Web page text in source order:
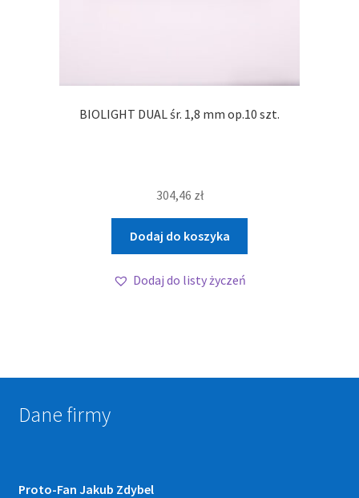
BIOLIGHT DUAL śr. 1,8 mm op.10 szt.
304,46 zł
Dodaj do koszyka
Dodaj do listy życzeń
Dane firmy
Proto-Fan Jakub Zdybel